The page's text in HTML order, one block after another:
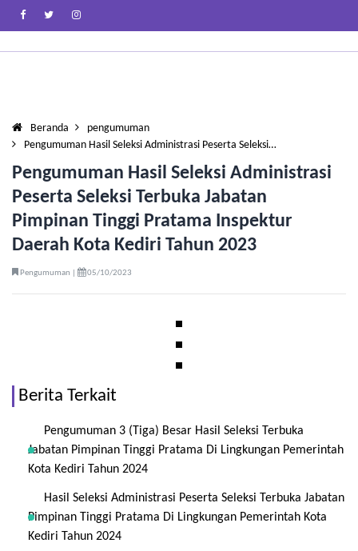
Beranda
pengumuman
Pengumuman Hasil Seleksi Administrasi Peserta Seleksi…
Pengumuman Hasil Seleksi Administrasi
Peserta Seleksi Terbuka Jabatan
Pimpinan Tinggi Pratama Inspektur
Daerah Kota Kediri Tahun 2023
Pengumuman | 05/10/2023
Berita Terkait
Pengumuman 3 (Tiga) Besar Hasil Seleksi Terbuka
Jabatan Pimpinan Tinggi Pratama Di Lingkungan Pemerintah
Kota Kediri Tahun 2024
Hasil Seleksi Administrasi Peserta Seleksi Terbuka Jabatan
Pimpinan Tinggi Pratama Di Lingkungan Pemerintah Kota
Kediri Tahun 2024